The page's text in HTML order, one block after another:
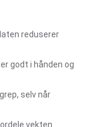
reduserer
godt i hånden og
selv når
vekten